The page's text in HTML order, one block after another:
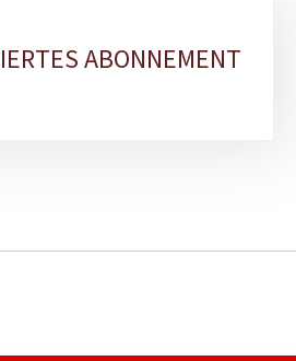
ABONNEMENT